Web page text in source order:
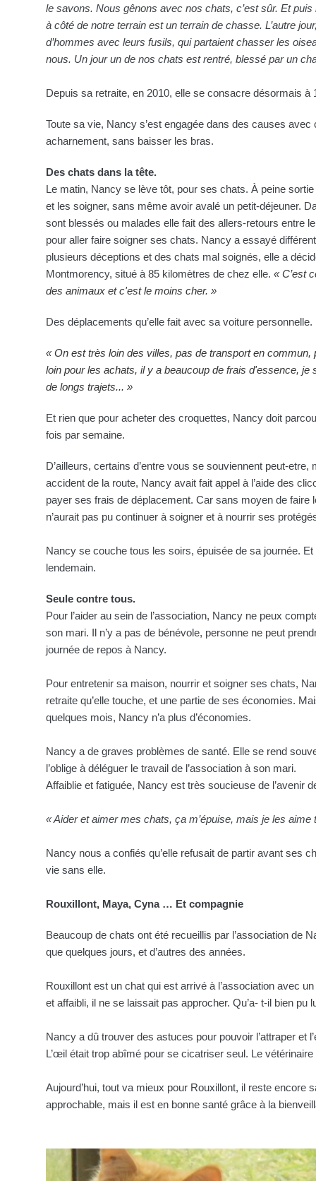
le savons. Nous gênons avec nos chats, c’est sûr. Et
à côté de notre terrain est un terrain de chasse. L’autre
d’hommes avec leurs fusils, qui partaient chasser les
nous. Un jour un de nos chats est rentré, blessé par un
Depuis sa retraite, en 2010, elle se consacre désormais à
Toute sa vie, Nancy s’est engagée dans des causes
acharnement, sans baisser les bras.
Des chats dans la tête.
Le matin, Nancy se lève tôt, pour ses chats. À peine
et les soigner, sans même avoir avalé un petit-déjeuner.
sont blessés ou malades elle fait des allers-retours entre
pour aller faire soigner ses chats. Nancy a essayé
plusieurs déceptions et des chats mal soignés, elle a
Montmorency, situé à 85 kilomètres de chez elle. « C’est
des animaux et c'est le moins cher. »
Des déplacements qu’elle fait avec sa voiture personnelle.
« On est très loin des villes, pas de transport en
loin pour les achats, il y a beaucoup de frais d'essence, je
de longs trajets... »
Et rien que pour acheter des croquettes, Nancy doit
fois par semaine.
D’ailleurs, certains d’entre vous se souviennent peut-etre,
accident de la route, Nancy avait fait appel à l’aide des
payer ses frais de déplacement. Car sans moyen de faire
n’aurait pas pu continuer à soigner et à nourrir ses
Nancy se couche tous les soirs, épuisée de sa journée.
lendemain.
Seule contre tous.
Pour l’aider au sein de l’association, Nancy ne peux
son mari. Il n’y a pas de bénévole, personne ne peut
journée de repos à Nancy.
Pour entretenir sa maison, nourrir et soigner ses chats,
retraite qu’elle touche, et une partie de ses économies.
quelques mois, Nancy n’a plus d’économies.
Nancy a de graves problèmes de santé. Elle se rend
l’oblige à déléguer le travail de l’association à son mari.
Affaiblie et fatiguée, Nancy est très soucieuse de l’avenir
« Aider et aimer mes chats, ça m’épuise, mais je les aime
Nancy nous a confiés qu’elle refusait de partir avant ses
vie sans elle.
Rouxillont, Maya, Cyna … Et compagnie
Beaucoup de chats ont été recueillis par l’association de
que quelques jours, et d’autres des années.
Rouxillont est un chat qui est arrivé à l’association avec
et affaibli, il ne se laissait pas approcher. Qu’a- t-il bien pu
Nancy a dû trouver des astuces pour pouvoir l’attraper et
L’œil était trop abîmé pour se cicatriser seul. Le vétérinaire
Aujourd’hui, tout va mieux pour Rouxillont, il reste encore
approchable, mais il est en bonne santé grâce à la